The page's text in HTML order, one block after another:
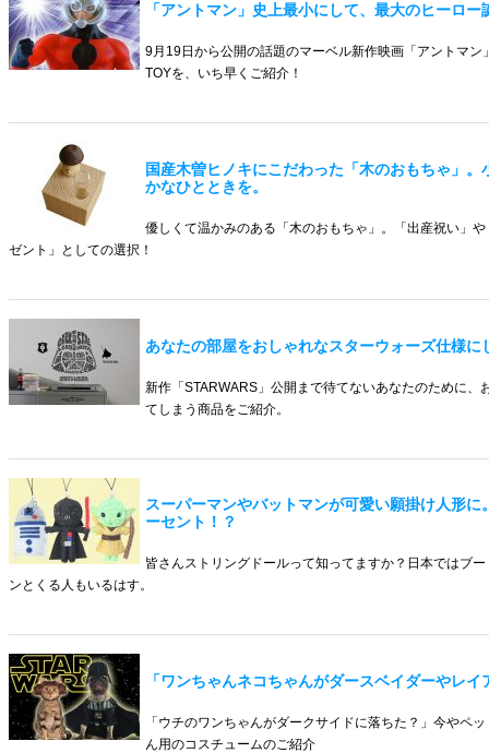
「アントマン」史上最小にして、最大のヒーロー
9月19日から公開の話題のマーベル新作映画「アントマン
TOYを、いち早くご紹介！
国産木曽ヒノキにこだわった「木のおもちゃ」。
かなひとときを。
優しくて温かみのある「木のおもちゃ」。「出産祝い」
ゼント」としての選択！
あなたの部屋をおしゃれなスターウォーズ仕様に
新作「STARWARS」公開まで待てないあなたのために
てしまう商品をご紹介。
スーパーマンやバットマンが可愛い願掛け人形に
ーセント！？
皆さんストリングドールって知ってますか？日本ではブ
ンとくる人もいるはす。
「ワンちゃんネコちゃんがダースベイダーやレ
「ウチのワンちゃんがダークサイドに落ちた？」今やペ
ん用のコスチュームのご紹介